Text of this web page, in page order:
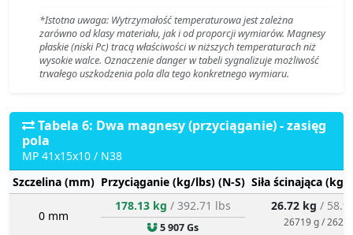
*Istotna uwaga: Wytrzymałość temperaturowa jest zależna
zarówno od klasy materiału, jak i od proporcji wymiarów. Magnesy
płaskie (niski Pc) tracą właściwości w niższych temperaturach niż
wysokie walce. Oznaczenie danger w tabeli sygnalizuje możliwość
trwałego uszkodzenia pola dla tego konkretnego wymiaru.
Tabela 6: Dwa magnesy (przyciąganie) - zasięg
pola
MP 41x15x10 / N38
Szczelina (mm) Przyciąganie (kg/lbs) (N-S) Siła ścinająca
0 mm
178.13 kg / 392.71 lbs
5 907 Gs
26.72 kg /
26719 g /